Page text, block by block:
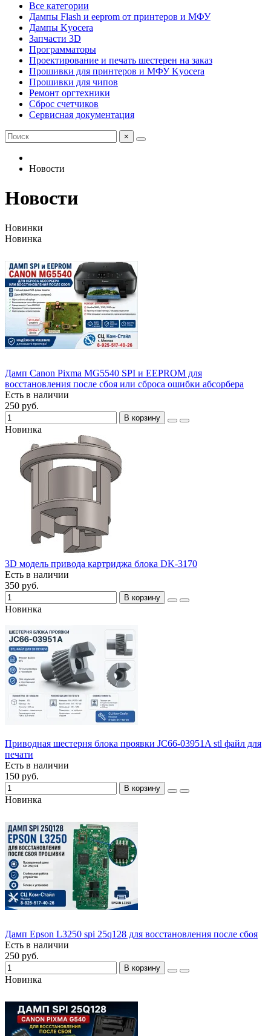
Все категории
Дампы Flash и eeprom от принтеров и МФУ
Дампы Kyocera
Запчасти 3D
Программаторы
Проектирование и печать шестерен на заказ
Прошивки для принтеров и МФУ Kyocera
Прошивки для чипов
Ремонт оргтехники
Сброс счетчиков
Сервисная документация
×
Новости
Новости
Новинки
Новинка
Дамп Canon Pixma MG5540 SPI и EEPROM для
восстановления после сбоя или сброса ошибки абсорбера
Есть в наличии
250 руб.
В корзину
Новинка
3D модель привода картриджа блока DK-3170
Есть в наличии
350 руб.
В корзину
Новинка
Приводная шестерня блока проявки JC66-03951A stl файл для
печати
Есть в наличии
150 руб.
В корзину
Новинка
Дамп Epson L3250 spi 25q128 для восстановления после сбоя
Есть в наличии
250 руб.
В корзину
Новинка